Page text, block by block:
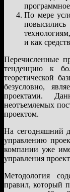
По мере
и как
Перечисленные
тенденцию к
теоретической
безусловно,
проектами.
неотъемлемых
проектом.
На сегодняшний
управлению
компании уже
управления
Методология
правил, который